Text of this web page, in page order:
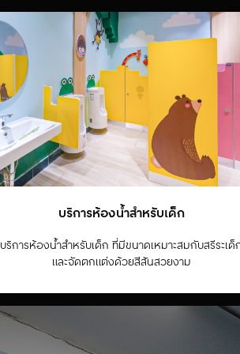
บริการห้องน้ำสำหรับเด็ก
บริการห้องน้ำสำหรับเด็ก ที่มีขนาดเหมาะสมกับสรีระเด็
และจัดตกแต่งด้วยสีสันสวยงาม